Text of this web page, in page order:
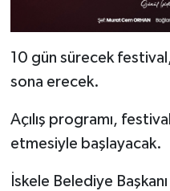
10 gün sürecek
sona erecek.
Açılış programı,
etmesiyle başlayacak.
İskele Belediye